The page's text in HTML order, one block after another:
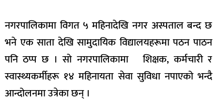
नगरपालिकामा विगत ५ महिनादेखि नगर अस्पताल बन्द छ
भने एक साता देखि सामुदायिक विद्यालयहरूमा पठन पाठन
पनि ठप्प छ । सो नगरपालिकामा शिक्षक, कर्मचारी र
स्वास्थ्यकर्मीहरू १४ महिनायता सेवा सुविधा नपाएको भन्दै
आन्दोलनमा उत्रेका छन् ।